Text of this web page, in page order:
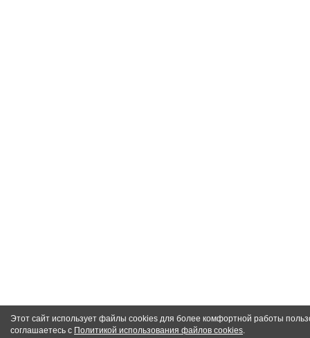
Этот сайт использует файлы cookies для более комфортной работы
соглашаетесь с Политикой использования файлов cookies